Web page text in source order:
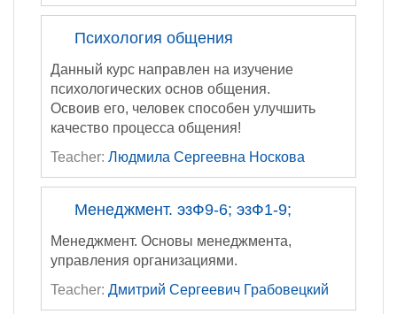
Психология общения
Данный курс направлен на изучение
психологических основ общения.
Освоив его, человек способен улучшить
качество процесса общения!
Teacher: Людмила Сергеевна Носкова
Менеджмент. эзФ9-6; эзФ1-9;
Менеджмент. Основы менеджмента,
управления организациями.
Teacher: Дмитрий Сергеевич Грабовецкий